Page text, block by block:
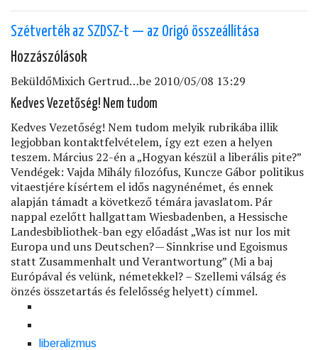
Szétverték az SZDSZ-t — az Origó összeállítása
Hozzászólások
BeküldőMixich Gertrud…be 2010/05/08 13:29
Kedves Vezetőség! Nem tudom
Kedves Vezetőség! Nem tudom melyik rubrikába illik
legjobban kontaktfelvételem, így ezt ezen a helyen
teszem. Március 22-én a „Hogyan készül a liberális pite?”
Vendégek: Vajda Mihály ﬁlozófus, Kuncze Gábor politikus
vitaestjére kísértem el idős nagynénémet, és ennek
alapján támadt a következő témára javaslatom. Pár
nappal ezelőtt hallgattam Wiesbadenben, a Hessische
Landesbibliothek-ban egy előadást „Was ist nur los mit
Europa und uns Deutschen? — Sinnkrise und Egoismus
statt Zusammenhalt und Verantwortung” (Mi a baj
Európával és velünk, németekkel? – Szellemi válság és
önzés összetartás és felelősség helyett) címmel.
liberalizmus